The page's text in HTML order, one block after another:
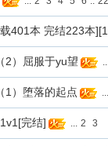
401本 完结223本
2）屈服于yu望
1）堕落的起点 ...
完结] ... 2 3